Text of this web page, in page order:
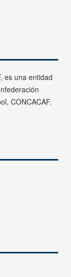
es una entidad
CONCACAF.